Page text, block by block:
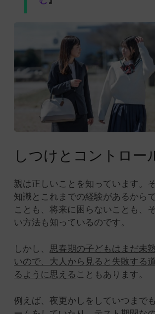
しつけとコントロー
親は正しいことを知っています。
知識とこれまでの経験があるから
ことも、将来に困らないことも、
い方法も知っているのです。
しかし、 思春期の子どもはまだ未
いので、大人から見ると失敗する
るように思える こともあります。
例えば、夜更かしをしていつまで